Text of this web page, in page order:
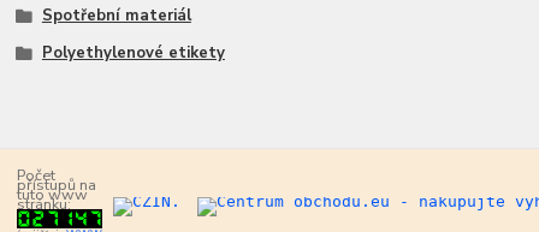
Spotřební materiál
Polyethylenové etikety
Počet
přístupů na
tuto www
stránku: